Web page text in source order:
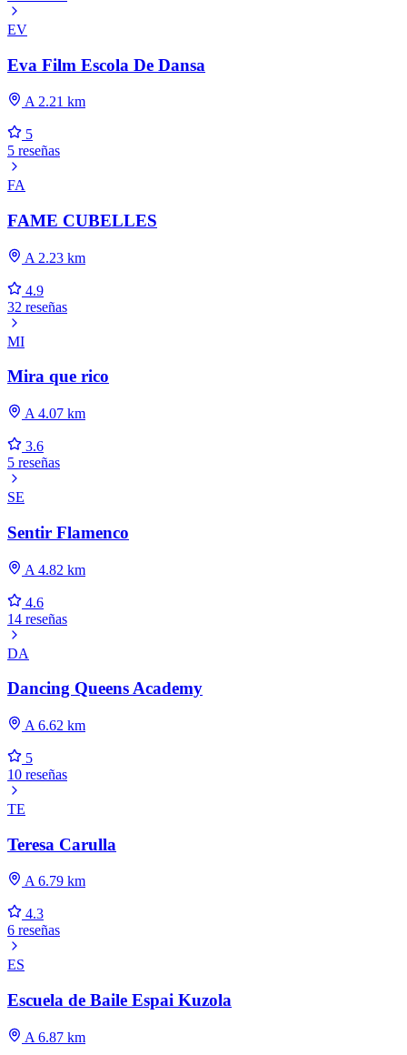
EV
Eva Film Escola De Dansa
A 2.21 km
5
5 reseñas
FA
FAME CUBELLES
A 2.23 km
4.9
32 reseñas
MI
Mira que rico
A 4.07 km
3.6
5 reseñas
SE
Sentir Flamenco
A 4.82 km
4.6
14 reseñas
DA
Dancing Queens Academy
A 6.62 km
5
10 reseñas
TE
Teresa Carulla
A 6.79 km
4.3
6 reseñas
ES
Escuela de Baile Espai Kuzola
A 6.87 km